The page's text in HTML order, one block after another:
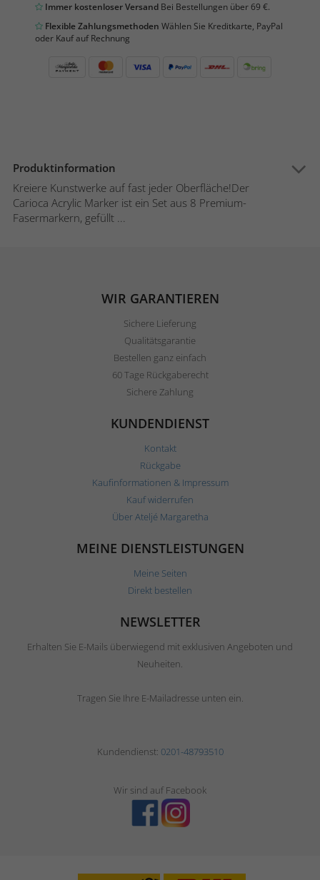
Immer kostenloser Versand Bei Bestellungen über 69 €.
Flexible Zahlungsmethoden Wählen Sie Kreditkarte, PayPal
oder Kauf auf Rechnung
Produktinformation
Kreiere Kunstwerke auf fast jeder Oberfläche!Der
Carioca Acrylic Marker ist ein Set aus 8 Premium-
Fasermarkern, gefüllt ...
WIR GARANTIEREN
Sichere Lieferung
Qualitätsgarantie
Bestellen ganz einfach
60 Tage Rückgaberecht
Sichere Zahlung
KUNDENDIENST
Kontakt
Rückgabe
Kaufinformationen & Impressum
Kauf widerrufen
Über Ateljé Margaretha
MEINE DIENSTLEISTUNGEN
Meine Seiten
Direkt bestellen
NEWSLETTER
Erhalten Sie E-Mails überwiegend mit exklusiven Angeboten und
Neuheiten.
Tragen Sie Ihre E-Mailadresse unten ein.
Kundendienst: 0201-48793510
Wir sind auf Facebook